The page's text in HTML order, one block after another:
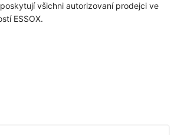
všichni autorizovaní prodejci ve
ESSOX.